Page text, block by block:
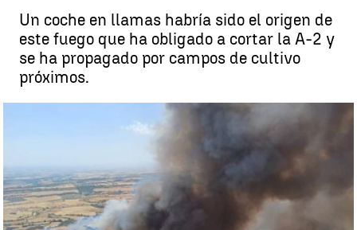
Un coche en llamas habría sido el origen de
este fuego que ha obligado a cortar la A-2 y
se ha propagado por campos de cultivo
próximos.
Un incendio en Granyena de Segarra, Lleida, obliga a confinar a
unas 10.000 personas de cuatro pueblos |